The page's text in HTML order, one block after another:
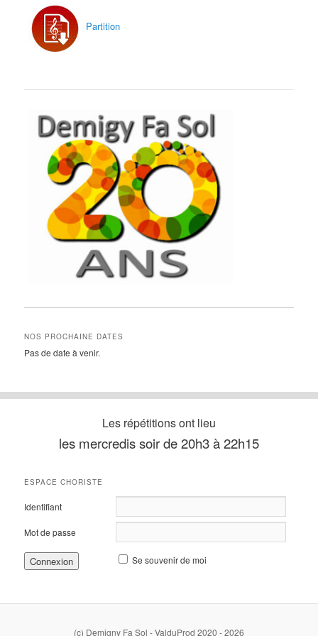
Partition
NOS PROCHAINE DATES
Pas de date à venir.
Les répétitions ont lieu
les mercredis soir de 20h3 à 22h15
ESPACE CHORISTE
Identifiant
Mot de passe
Se souvenir de moi
(c) Demigny Fa Sol - ValduProd 2020 - 2026